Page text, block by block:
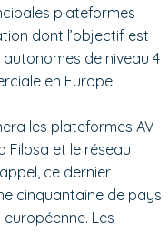
plateformes
dont l’objectif est
de niveau 4
en Europe.
les plateformes AV-
Filosa et le réseau
ce dernier
cinquantaine de pays
Les